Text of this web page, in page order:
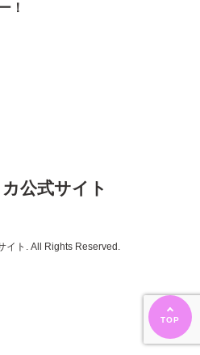
！
公式サイト
イト. All Rights Reserved.